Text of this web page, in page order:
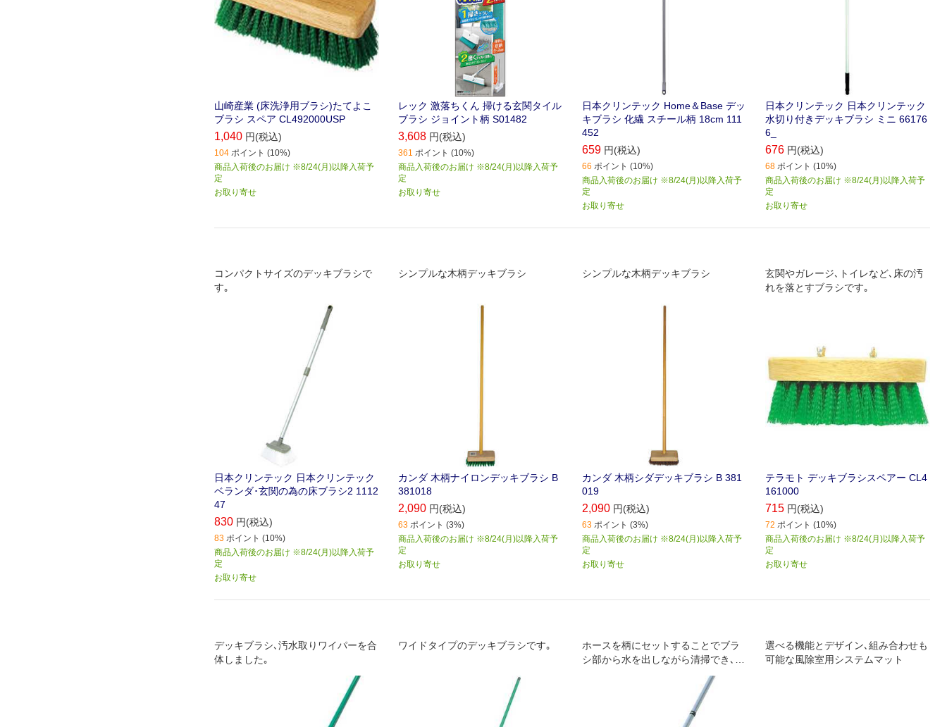
山崎産業 (床洗浄用ブラシ)たてよこ
ブラシ スペア CL492000USP
1,040 円(税込)
104 ポイント (10%)
商品入荷後のお届け ※8/24(月)以降入荷予
定
お取り寄せ
レック 激落ちくん 掃ける玄関タイル
ブラシ ジョイント柄 S01482
3,608 円(税込)
361 ポイント (10%)
商品入荷後のお届け ※8/24(月)以降入荷予
定
お取り寄せ
日本クリンテック Home＆Base デッ
キブラシ 化繊 スチール柄 18cm 111
452
659 円(税込)
66 ポイント (10%)
商品入荷後のお届け ※8/24(月)以降入荷予
定
お取り寄せ
日本クリンテック 日本クリンテック
水切り付きデッキブラシ ミニ 66176
6_
676 円(税込)
68 ポイント (10%)
商品入荷後のお届け ※8/24(月)以降入荷予
定
お取り寄せ
コンパクトサイズのデッキブラシで
す｡
日本クリンテック 日本クリンテック
ベランダ･玄関の為の床ブラシ2 1112
47
830 円(税込)
83 ポイント (10%)
商品入荷後のお届け ※8/24(月)以降入荷予
定
お取り寄せ
シンプルな木柄デッキブラシ
カンダ 木柄ナイロンデッキブラシ B
381018
2,090 円(税込)
63 ポイント (3%)
商品入荷後のお届け ※8/24(月)以降入荷予
定
お取り寄せ
シンプルな木柄デッキブラシ
カンダ 木柄シダデッキブラシ B 381
019
2,090 円(税込)
63 ポイント (3%)
商品入荷後のお届け ※8/24(月)以降入荷予
定
お取り寄せ
玄関やガレージ､トイレなど､床の汚
れを落とすブラシです｡
テラモト デッキブラシスペアー CL4
161000
715 円(税込)
72 ポイント (10%)
商品入荷後のお届け ※8/24(月)以降入荷予
定
お取り寄せ
デッキブラシ､汚水取りワイパーを合
体しました｡
ワイドタイプのデッキブラシです｡
ホースを柄にセットすることでブラ
シ部から水を出しながら清掃でき､効
率よく洗浄することが可能です
選べる機能とデザイン､組み合わせも
可能な風除室用システムマット